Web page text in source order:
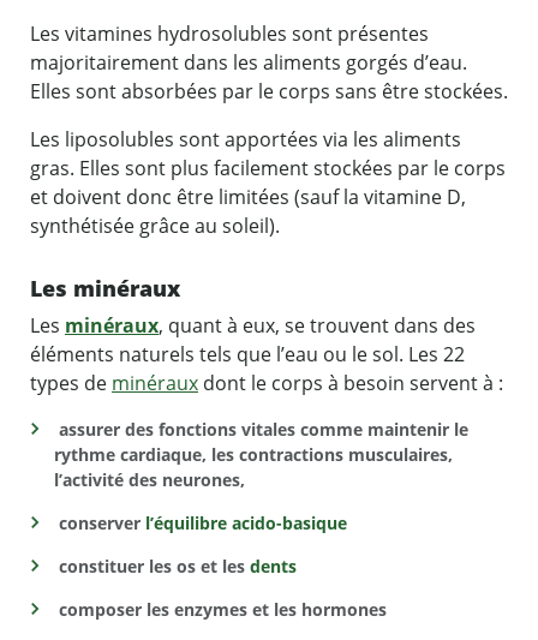
Les vitamines hydrosolubles sont présentes
majoritairement dans les aliments gorgés d’eau.
Elles sont absorbées par le corps sans être stockées.
Les liposolubles sont apportées via les aliments
gras. Elles sont plus facilement stockées par le corps
et doivent donc être limitées (sauf la vitamine D,
synthétisée grâce au soleil).
Les minéraux
Les minéraux, quant à eux, se trouvent dans des
éléments naturels tels que l’eau ou le sol. Les 22
types de minéraux dont le corps à besoin servent à :
assurer des fonctions vitales comme maintenir le
rythme cardiaque, les contractions musculaires,
l’activité des neurones,
conserver l’équilibre acido-basique
constituer les os et les dents
composer les enzymes et les hormones